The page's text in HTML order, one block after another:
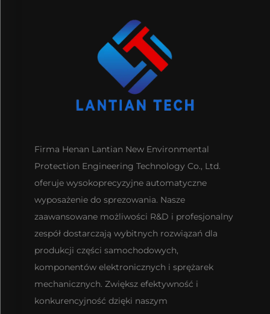
Firma Henan Lantian New Environmental
Protection Engineering Technology Co., Ltd.
oferuje wysokoprecyzyjne automatyczne
wyposażenie do sprezowania. Nasze
zaawansowane możliwości R&D i profesjonalny
zespół dostarczają wybitnych rozwiązań dla
produkcji części samochodowych,
komponentów elektronicznych i sprężarek
mechanicznych. Zwiększ efektywność i
konkurencyjność dzięki naszym